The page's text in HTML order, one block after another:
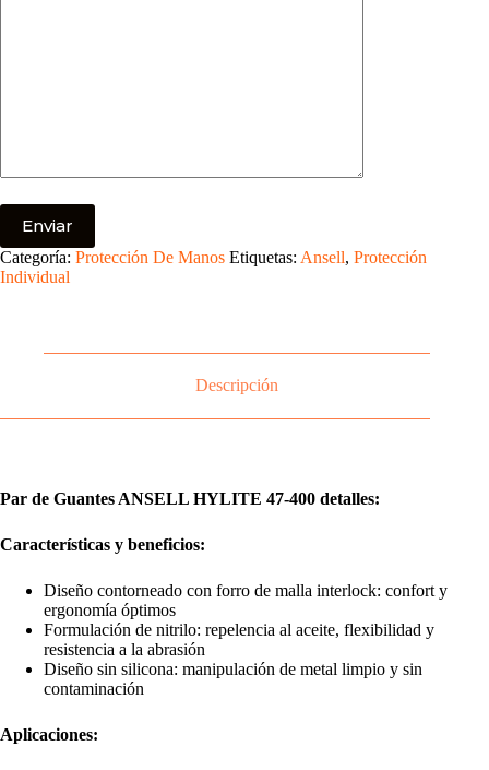
Categoría: Protección De Manos Etiquetas: Ansell, Protección
Individual
Descripción
Par de Guantes ANSELL HYLITE 47-400 detalles:
Características y beneficios:
Diseño contorneado con forro de malla interlock: confort y
ergonomía óptimos
Formulación de nitrilo: repelencia al aceite, flexibilidad y
resistencia a la abrasión
Diseño sin silicona: manipulación de metal limpio y sin
contaminación
Aplicaciones: